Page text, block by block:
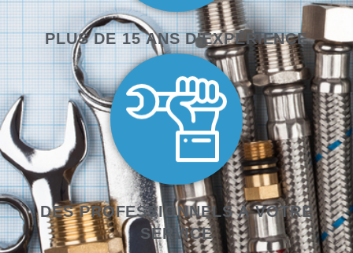
PLUS DE 15 ANS D'EXPÉRIENCE
DES PROFESSIONNELS À VOTRE
SERVICE